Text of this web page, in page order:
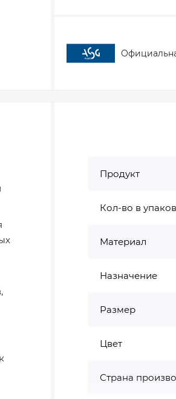
Продукт
Кол-во в
Материал
Назначение
Размер
Цвет
Страна